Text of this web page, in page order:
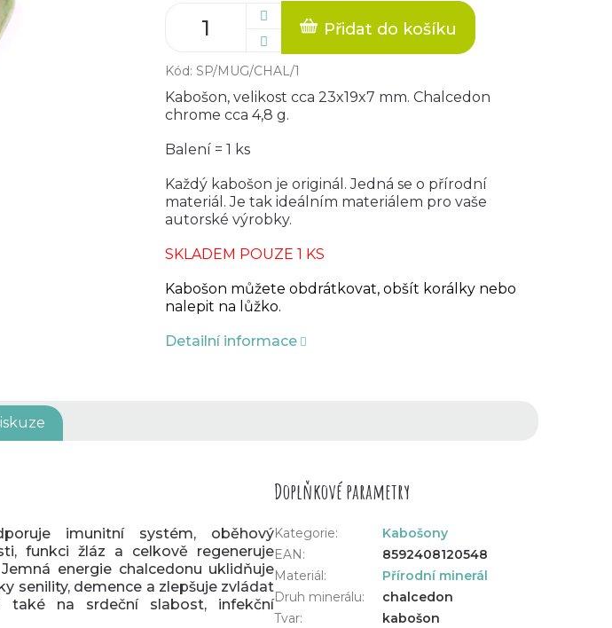
Přidat do košíku
Kód: SP/MUG/CHAL/1
Kabošon, velikost cca 23x19x7 mm. Chalcedon
chrome cca 4,8 g.
Balení = 1 ks
Každý kabošon je originál. Jedná se o přírodní
materiál. Je tak ideálním materiálem pro vaše
autorské výrobky.
SKLADEM POUZE 1 KS
Kabošon můžete obdrátkovat, obšít korálky nebo
nalepit na lůžko.
Detailní informace
imunitní systém, oběhový
funkci žláz a celkově regeneruje
Jemná energie chalcedonu uklidňuje
senility, demence a zlepšuje zvládat
také na srdeční slabost, infekční
Doplňkové parametry
Kategorie:
Kabošony
EAN:
8592408120548
Materiál:
Přírodní minerál
Druh minerálu:
chalcedon
Tvar: kabošon